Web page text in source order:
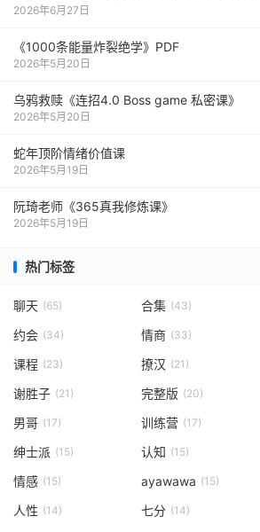
2026年6月27日
《1000‮能条‬‎量‮裂炸‬‎绝学》PDF
2026年5月20日
乌鸦救赎《连招4.0 Boss game 私密课》
2026年5月20日
蛇年顶阶情绪价值课
2026年5月19日
阮琦老师《365真我修炼课》
2026年5月19日
热门标签
聊天 (65) 合集 (43)
约会 (34) 情商 (33)
课程 (23) 撩汉 (21)
谢胜子 (21) 完整版 (20)
男哥 (17) 训练营 (17)
绅士派 (15) 认知 (15)
情感 (15) ayawawa (15)
人性 (14) 七分 (14)